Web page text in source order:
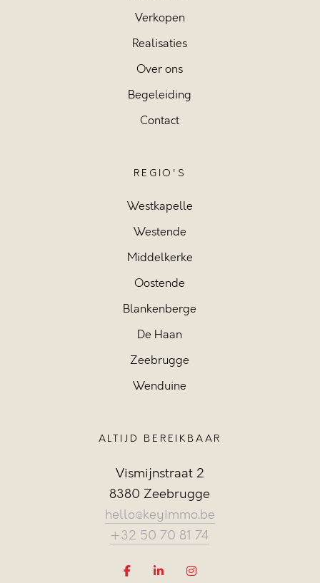
Verkopen
Realisaties
Over ons
Begeleiding
Contact
REGIO'S
Westkapelle
Westende
Middelkerke
Oostende
Blankenberge
De Haan
Zeebrugge
Wenduine
ALTIJD BEREIKBAAR
Vismijnstraat 2
8380 Zeebrugge
hello@keyimmo.be
+32 50 70 81 74